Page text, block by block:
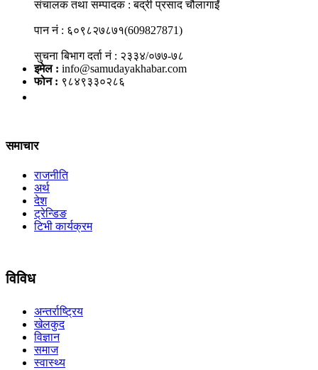
संचालक तथा सम्पादक : बद्री प्रसाद चौलागाईं
पान नं : ६०९८२७८७१(609827871)
सुचना बिभाग दर्ता नं : २३३४/०७७-७८
इमेल : info@samudayakhabar.com
फोन : ९८४९३३०२८६
समाचार
राजनीति
अर्थ
देश
ट्रेन्डिङ
टिभी कार्यक्रम
विविध
अन्तर्राष्ट्रिय
खेलकुद
विज्ञान
समाज
स्वास्थ्य